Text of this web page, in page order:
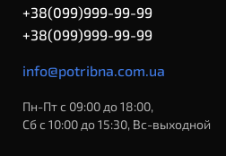
+38(099)999-99-99
+38(099)999-99-99
info@potribna.com.ua
Пн-Пт с 09:00 до 18:00,
Сб с 10:00 до 15:30, Вс-выходной